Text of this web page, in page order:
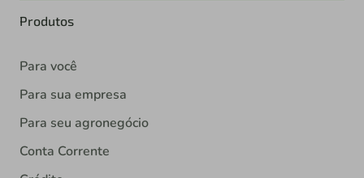
Produtos
Para você
Para sua empresa
Para seu agronegócio
Conta Corrente